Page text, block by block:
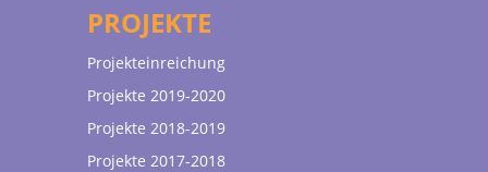
PROJEKTE
Projekteinreichung
Projekte 2019-2020
Projekte 2018-2019
Projekte 2017-2018